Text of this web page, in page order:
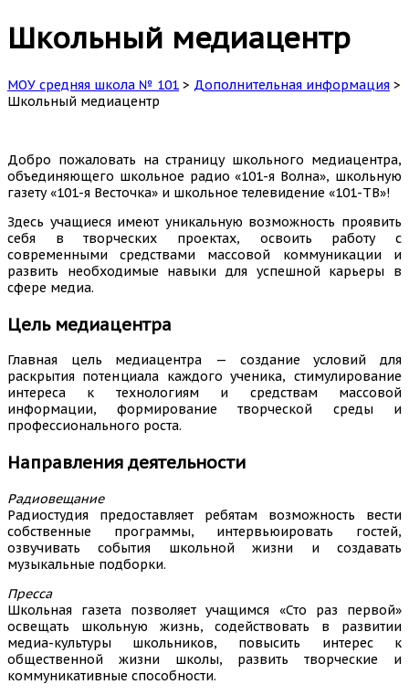
Школьный медиацентр
МОУ средняя школа № 101 > Дополнительная информация >
Школьный медиацентр
Добро пожаловать на страницу школьного медиацентра,
объединяющего школьное радио «101-я Волна», школьную
газету «101-я Весточка» и школьное телевидение «101-ТВ»!
Здесь учащиеся имеют уникальную возможность проявить
себя в творческих проектах, освоить работу с
современными средствами массовой коммуникации и
развить необходимые навыки для успешной карьеры в
сфере медиа.
Цель медиацентра
Главная цель медиацентра — создание условий для
раскрытия потенциала каждого ученика, стимулирование
интереса к технологиям и средствам массовой
информации, формирование творческой среды и
профессионального роста.
Направления деятельности
Радиовещание
Радиостудия предоставляет ребятам возможность вести
собственные программы, интервьюировать гостей,
озвучивать события школьной жизни и создавать
музыкальные подборки.
Пресса
Школьная газета позволяет учащимся «Сто раз первой»
освещать школьную жизнь, содействовать в развитии
медиа-культуры школьников, повысить интерес к
общественной жизни школы, развить творческие и
коммуникативные способности.